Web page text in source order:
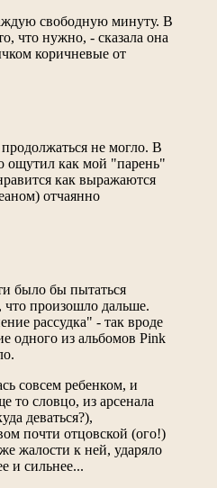
свободную минуту. В
что нужно, - сказала она
коричневые от
не могло. В
ощутил как мой "парень"
как выражаются
отчаянно
было бы пытаться
что произошло дальше.
рассудка" - так вроде
одного из альбомов Pink
совсем ребенком, и
то словцо, из арсенала
деваться?),
почти отцовской (ого!)
жалости к ней, ударяло
и сильнее...